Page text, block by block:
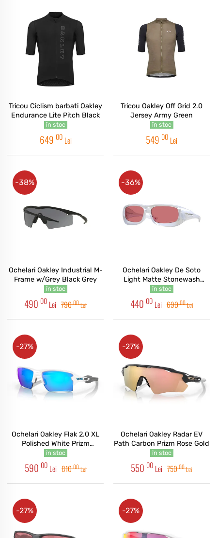
Tricou Ciclism barbati Oakley
Endurance Lite Pitch Black
în stoc
649 00 Lei
Tricou Oakley Off Grid 2.0
Jersey Army Green
în stoc
549 00 Lei
Ochelari Oakley Industrial M-
Frame w/Grey Black Grey
în stoc
490 00 Lei 79000Lei
-38%
Ochelari Oakley De Soto
Light Matte Stonewash
Opaline Prizm Berry
în stoc
440 00 Lei 69000Lei
-36%
Ochelari Oakley Flak 2.0 XL
Polished White Prizm
Sapphire
în stoc
590 00 Lei 81000Lei
-27%
Ochelari Oakley Radar EV
Path Carbon Prizm Rose Gold
în stoc
550 00 Lei 75000Lei
-27%
-27% -27%